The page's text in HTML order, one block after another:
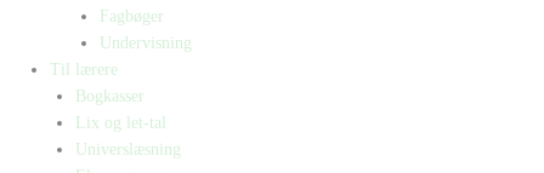
Fagbøger
Undervisning
Til lærere
Bogkasser
Lix og let-tal
Universlæsning